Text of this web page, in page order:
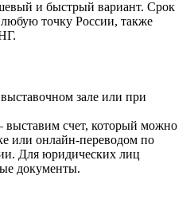
и быстрый вариант. Срок
точку России, также
зале или при
счет, который можно
или онлайн-переводом по
Для юридических лиц
документы.